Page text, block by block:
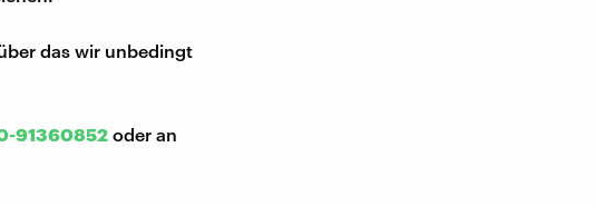
das wir unbedingt
91360852 oder an